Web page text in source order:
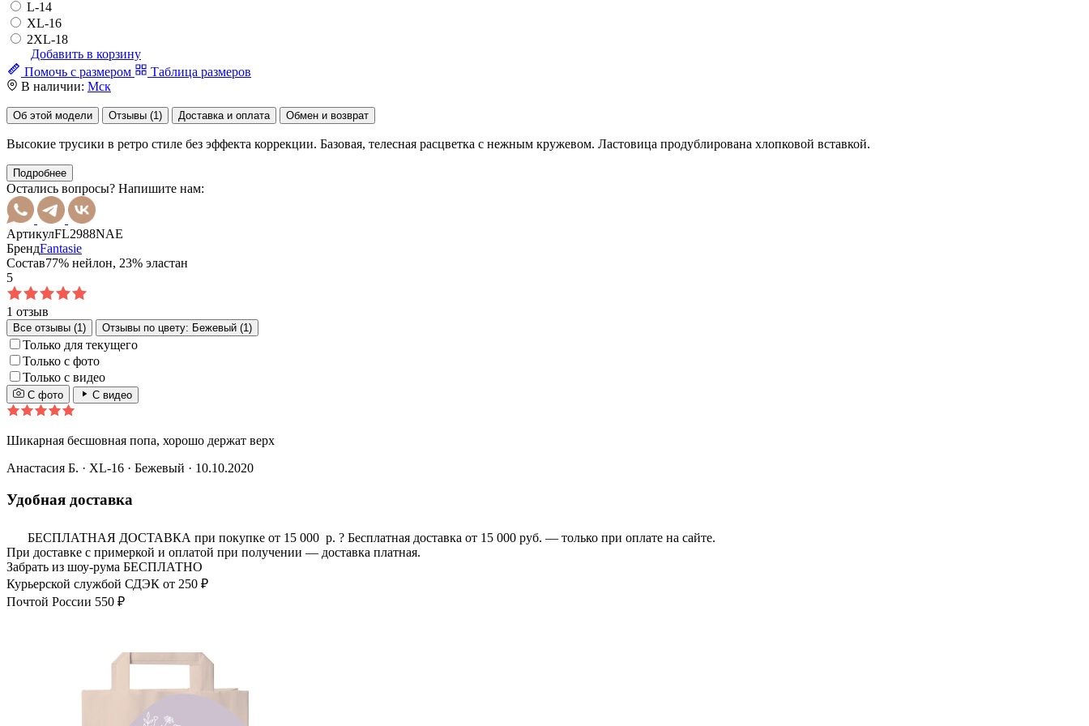
L-14
XL-16
2XL-18
Добавить в корзину
Помочь с размером
Таблица размеров
В наличии: Мск
Об этой модели Отзывы (1) Доставка и оплата Обмен и возврат
Высокие трусики в ретро стиле без эффекта коррекции. Базовая, телесная расцветка с нежным кружевом. Ластовица продублирована хлопковой вставкой.
Подробнее
Остались вопросы? Напишите нам:
АртикулFL2988NAE
БрендFantasie
Состав77% нейлон, 23% эластан
5
1 отзыв
Все отзывы (1) Отзывы по цвету: Бежевый (1)
Только для текущего
Только с фото
Только с видео
С фото С видео
Шикарная бесшовная попа, хорошо держат верх
Анастасия Б. · XL-16 · Бежевый · 10.10.2020
Удобная доставка
БЕСПЛАТНАЯ ДОСТАВКА при покупке от 15 000 р. ? Бесплатная доставка от 15 000 руб. — только при оплате на сайте.
При доставке с примеркой и оплатой при получении — доставка платная.
Забрать из шоу-рума БЕСПЛАТНО
Курьерской службой СДЭК от 250 ₽
Почтой России 550 ₽